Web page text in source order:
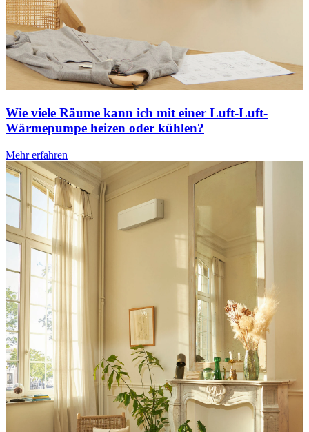
Wie viele Räume kann ich mit einer Luft-Luft-
Wärmepumpe heizen oder kühlen?
Mehr erfahren